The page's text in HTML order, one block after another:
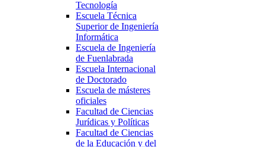
Tecnología
Escuela Técnica
Superior de Ingeniería
Informática
Escuela de Ingeniería
de Fuenlabrada
Escuela Internacional
de Doctorado
Escuela de másteres
oficiales
Facultad de Ciencias
Jurídicas y Políticas
Facultad de Ciencias
de la Educación y del